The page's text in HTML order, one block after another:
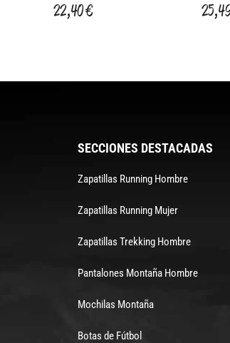
22,40 €
SECCIONES DESTACADAS
Zapatillas Running Hombre
Zapatillas Running Mujer
Zapatillas Trekking Hombre
Pantalones Montaña Hombre
Mochilas Montaña
Botas de Fútbol